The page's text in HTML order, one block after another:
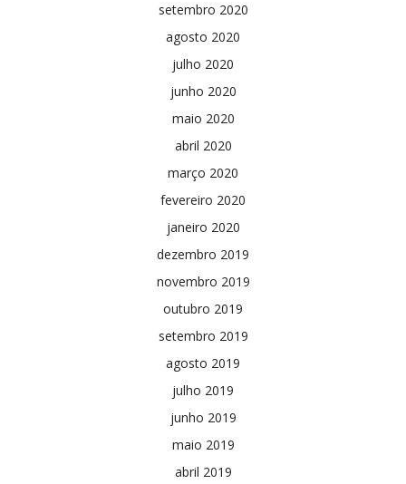
setembro 2020
agosto 2020
julho 2020
junho 2020
maio 2020
abril 2020
março 2020
fevereiro 2020
janeiro 2020
dezembro 2019
novembro 2019
outubro 2019
setembro 2019
agosto 2019
julho 2019
junho 2019
maio 2019
abril 2019